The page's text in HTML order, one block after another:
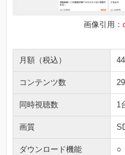
画像引用：
月額（税込）
コンテンツ数
同時視聴数 1
画質
ダウンロード機能 ○